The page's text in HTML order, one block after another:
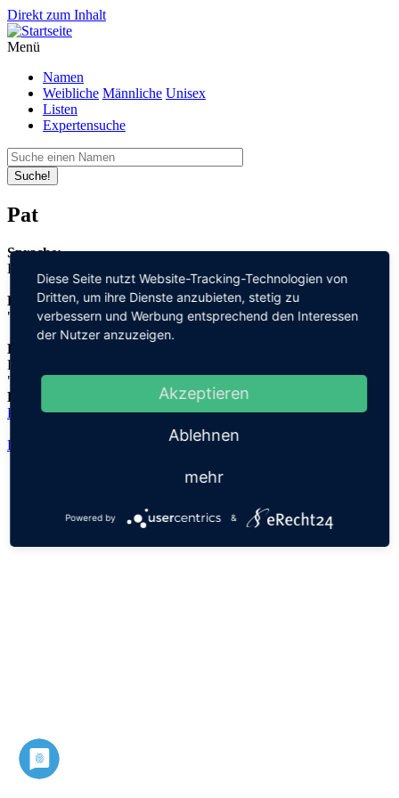
Direkt zum Inhalt
Menü
Namen
Weibliche Männliche Unisex
Listen
Expertensuche
Suche!
Pat
Sprache:
Englisch
Bedeutung:
"adelig"
Herleitung:
Latein,
"patricius"
Herkunftsname:
Patricius
Datenschutz
Diese Seite nutzt Website-Tracking-Technologien von
Dritten, um ihre Dienste anzubieten, stetig zu
verbessern und Werbung entsprechend den Interessen
der Nutzer anzuzeigen.
Akzeptieren
Ablehnen
mehr
Powered by &